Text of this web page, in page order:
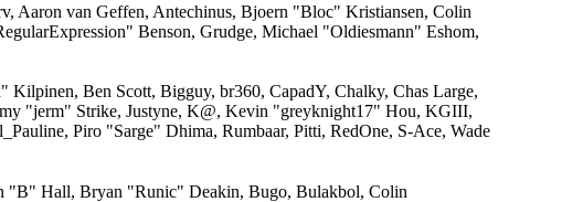
Aaron van Geffen, Antechinus, Bjoern "Bloc" Kristiansen, Colin
Benson, Grudge, Michael "Oldiesmann" Eshom,
Ben Scott, Bigguy, br360, CapadY, Chalky, Chas Large,
"jerm" Strike, Justyne, K@, Kevin "greyknight17" Hou, KGIII,
Piro "Sarge" Dhima, Rumbaar, Pitti, RedOne, S-Ace, Wade
"B" Hall, Bryan "Runic" Deakin, Bugo, Bulakbol, Colin